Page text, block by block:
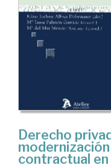
Derecho
contractual en